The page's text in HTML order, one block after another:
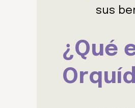
sus
¿Qué